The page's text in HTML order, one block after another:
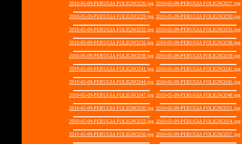
2010-05-09-PERUGIA FOLIGNO226.jpg 2010-05-09-PERUGIA FOLIGNO227.jpg
2010-05-09-PERUGIA FOLIGNO229.jpg 2010-05-09-PERUGIA FOLIGNO230.jpg
2010-05-09-PERUGIA FOLIGNO232.jpg 2010-05-09-PERUGIA FOLIGNO233.jpg
2010-05-09-PERUGIA FOLIGNO235.jpg 2010-05-09-PERUGIA FOLIGNO236.jpg
2010-05-09-PERUGIA FOLIGNO238.jpg 2010-05-09-PERUGIA FOLIGNO239.jpg
2010-05-09-PERUGIA FOLIGNO241.jpg 2010-05-09-PERUGIA FOLIGNO242.jpg
2010-05-09-PERUGIA FOLIGNO244.jpg 2010-05-09-PERUGIA FOLIGNO245.jpg
2010-05-09-PERUGIA FOLIGNO247.jpg 2010-05-09-PERUGIA FOLIGNO248.jpg
2010-05-09-PERUGIA FOLIGNO250.jpg 2010-05-09-PERUGIA FOLIGNO251.jpg
2010-05-09-PERUGIA FOLIGNO253.jpg 2010-05-09-PERUGIA FOLIGNO254.jpg
2010-05-09-PERUGIA FOLIGNO256.jpg 2010-05-09-PERUGIA FOLIGNO257.jpg